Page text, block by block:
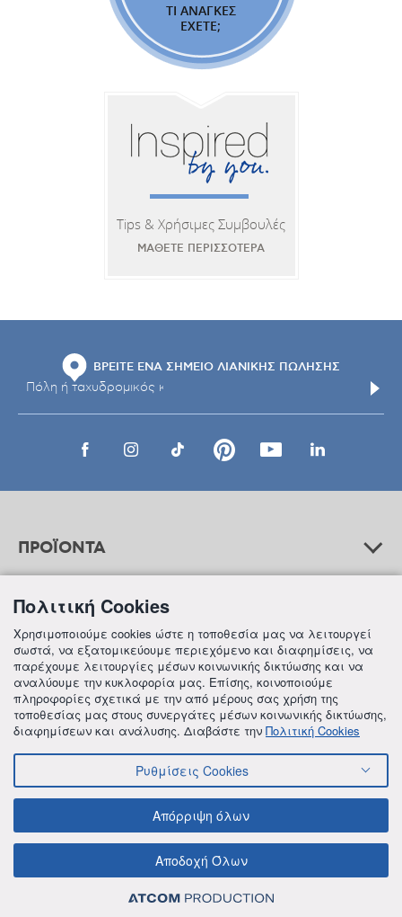
ΤΙ ΑΝΑΓΚΕΣ
ΕΧΕΤΕ;
Tips & Χρήσιμες Συμβουλές
ΜΑΘΕΤΕ ΠΕΡΙΣΣΟΤΕΡΑ
ΒΡΕΙΤΕ ΕΝΑ ΣΗΜΕΙΟ ΛΙΑΝΙΚΗΣ ΠΩΛΗΣΗΣ
ΠΡΟΪΟΝΤΑ
ΒΟΗΘΕΙΑ
ΠΛΗΡΟΦΟΡΙΕΣ
© 2018 FREZYDERM A.B.Ε.E. ALL RIGHTS RESERVED
ΟΡΟΙ ΚΑΙ ΠΡΟΫΠΟΘΕΣΕΙΣ
ΠΟΛΙΤΙΚΗ ΓΙΑ ΤΟΝ ΑΝΤΑΓΩΝΙΣΜΟ
ΠΟΛΙΤΙΚΗ ΕΣΩΤΕΡΙΚΩΝ ΑΝΑΦΟΡΩΝ & ΚΑΤΑΓΓΕΛΙΩΝ (Ν. 4990/22)
ΠΟΛΙΤΙΚΗ ΑΠΟΡΡΗΤΟΥ ΤΗΣ FREZYDERM
Πολιτική Cookies
Χρησιμοποιούμε cookies ώστε η τοποθεσία μας να λειτουργεί
σωστά, να εξατομικεύουμε περιεχόμενο και διαφημίσεις, να
παρέχουμε λειτουργίες μέσων κοινωνικής δικτύωσης και να
αναλύουμε την κυκλοφορία μας. Επίσης, κοινοποιούμε
πληροφορίες σχετικά με την από μέρους σας χρήση της
τοποθεσίας μας στους συνεργάτες μέσων κοινωνικής δικτύωσης,
διαφημίσεων και ανάλυσης. Διαβάστε την Πολιτική Cookies
Ρυθμίσεις Cookies
Απόρριψη όλων
Αποδοχή Όλων